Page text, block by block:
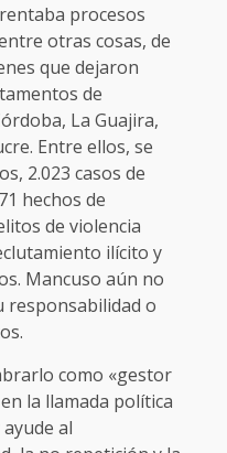
procesos
otras cosas, de
que dejaron
de
La Guajira,
Entre ellos, se
2.023 casos de
hechos de
de violencia
ilícito y
Mancuso aún no
responsabilidad o
como «gestor
la llamada política
al